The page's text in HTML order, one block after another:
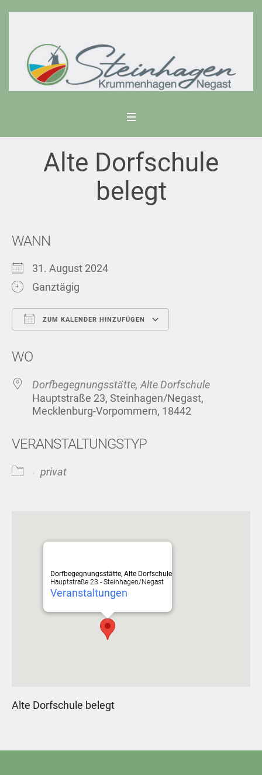
Alte Dorfschule
belegt
WANN
31. August 2024
Ganztägig
ZUM KALENDER HINZUFÜGEN
WO
Dorfbegegnungsstätte, Alte Dorfschule
Hauptstraße 23, Steinhagen/Negast,
Mecklenburg-Vorpommern, 18442
VERANSTALTUNGSTYP
privat
Dorfbegegnungsstätte, Alte Dorfschule
Hauptstraße 23 - Steinhagen/Negast
Veranstaltungen
Alte Dorfschule belegt